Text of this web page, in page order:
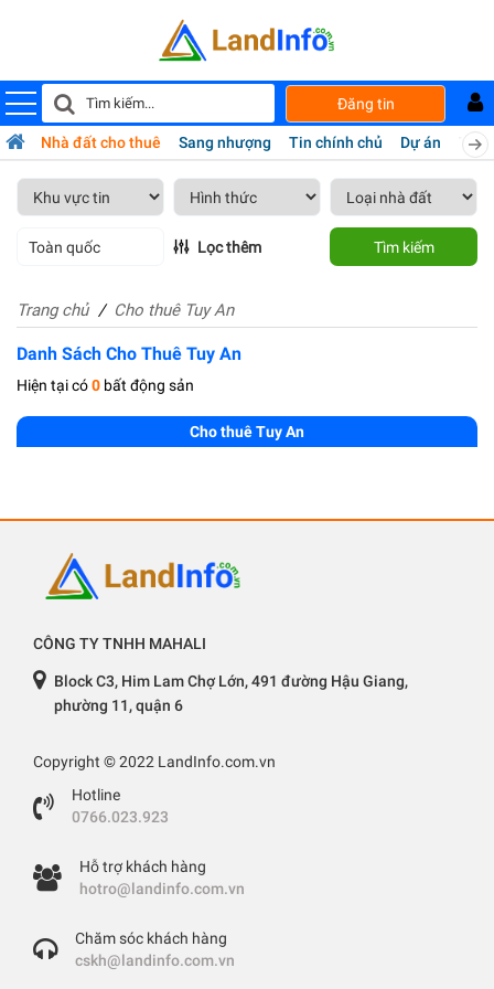
Đăng tin
Nhà đất cho thuê Sang nhượng Tin chính chủ Dự án
Toàn quốc Lọc thêm Tìm kiếm
Trang chủ Cho thuê Tuy An
Danh Sách Cho Thuê Tuy An
Hiện tại có0 bất động sản
Cho thuê Tuy An
CÔNG TY TNHH MAHALI
Block C3, Him Lam Chợ Lớn, 491 đường Hậu Giang,
phường 11, quận 6
Copyright © 2022 LandInfo.com.vn
Hotline
0766.023.923
Hỗ trợ khách hàng
hotro@landinfo.com.vn
Chăm sóc khách hàng
cskh@landinfo.com.vn